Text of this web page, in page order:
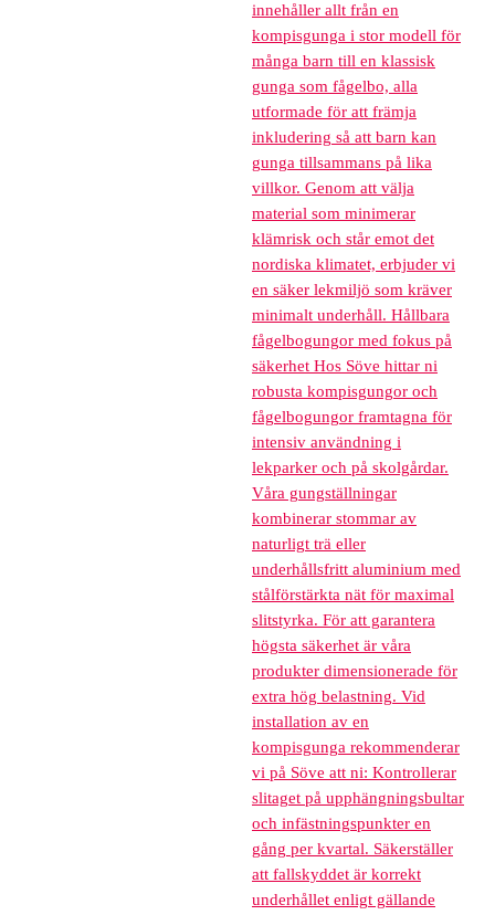
innehåller allt från en
kompisgunga i stor modell för
många barn till en klassisk
gunga som fågelbo, alla
utformade för att främja
inkludering så att barn kan
gunga tillsammans på lika
villkor. Genom att välja
material som minimerar
klämrisk och står emot det
nordiska klimatet, erbjuder vi
en säker lekmiljö som kräver
minimalt underhåll. Hållbara
fågelbogungor med fokus på
säkerhet Hos Söve hittar ni
robusta kompisgungor och
fågelbogungor framtagna för
intensiv användning i
lekparker och på skolgårdar.
Våra gungställningar
kombinerar stommar av
naturligt trä eller
underhållsfritt aluminium med
stålförstärkta nät för maximal
slitstyrka. För att garantera
högsta säkerhet är våra
produkter dimensionerade för
extra hög belastning. Vid
installation av en
kompisgunga rekommenderar
vi på Söve att ni: Kontrollerar
slitaget på upphängningsbultar
och infästningspunkter en
gång per kvartal. Säkerställer
att fallskyddet är korrekt
underhållet enligt gällande